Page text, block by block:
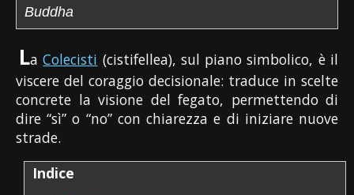
Buddha
LaColecisti (cistifellea), sul piano simbolico, è il
viscere del coraggio decisionale: traduce in scelte
concrete la visione del fegato, permettendo di
dire “sì” o “no” con chiarezza e di iniziare nuove
strade.
Indice